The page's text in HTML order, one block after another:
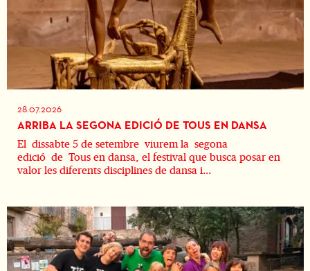
28.07.2026
ARRIBA LA SEGONA EDICIÓ DE TOUS EN DANSA
El dissabte 5 de setembre viurem la segona
edició de Tous en dansa, el festival que busca posar en
valor les diferents disciplines de dansa i...